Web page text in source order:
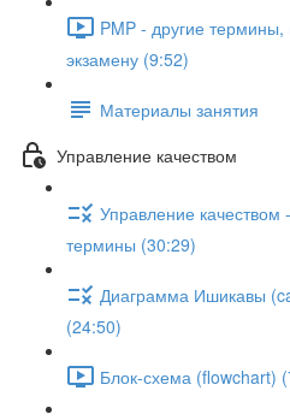
PMP - другие термины,
экзамену (9:52)
Материалы занятия
Управление качеством
Управление качеством
термины (30:29)
Диаграмма Ишикавы
(24:50)
Блок-схема (flowchart)